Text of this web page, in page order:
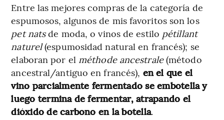
Entre las mejores compras de la categoría de
espumosos, algunos de mis favoritos son los
pet natsde moda, o vinos de estilo pétillant
naturel(espumosidad natural en francés); se
elaboran por el méthode ancestrale(método
ancestral/antiguo en francés), en el que el
vino parcialmente fermentado se embotella y
luego termina de fermentar, atrapando el
dióxido de carbono en la botella.